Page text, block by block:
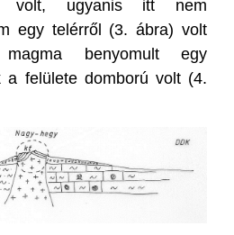
volt, ugyanis itt nem
egy telérről (3. ábra) volt
benyomult egy
a felülete domború volt (4.